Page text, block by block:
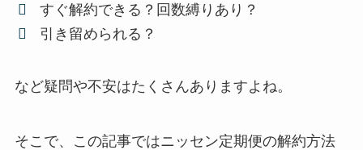
すぐ解約できる？回数縛りあり？
引き留められる？
など疑問や不安はたくさんありますよね。
そこで、この記事ではニッセン定期便の解約方法